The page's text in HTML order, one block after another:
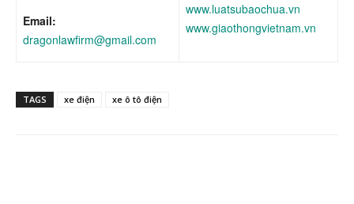
Email:
dragonlawfirm@gmail.com
www.luatsubaochua.vn
www.giaothongvietnam.vn
TAGS xe điện xe ô tô điện